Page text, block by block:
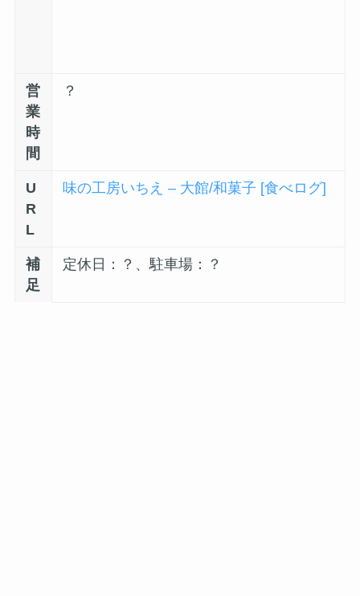
営
業
時
間
？
U
R
L
味の工房いちえ – 大館/和菓子 [食べログ]
補
足
定休日：？、駐車場：？